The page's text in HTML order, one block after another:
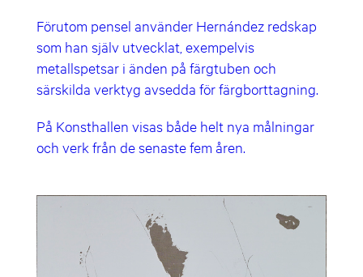
Förutom pensel använder Hernández redskap
som han själv utvecklat, exempelvis
metallspetsar i änden på färgtuben och
särskilda verktyg avsedda för färgborttagning.
På Konsthallen visas både helt nya målningar
och verk från de senaste fem åren.